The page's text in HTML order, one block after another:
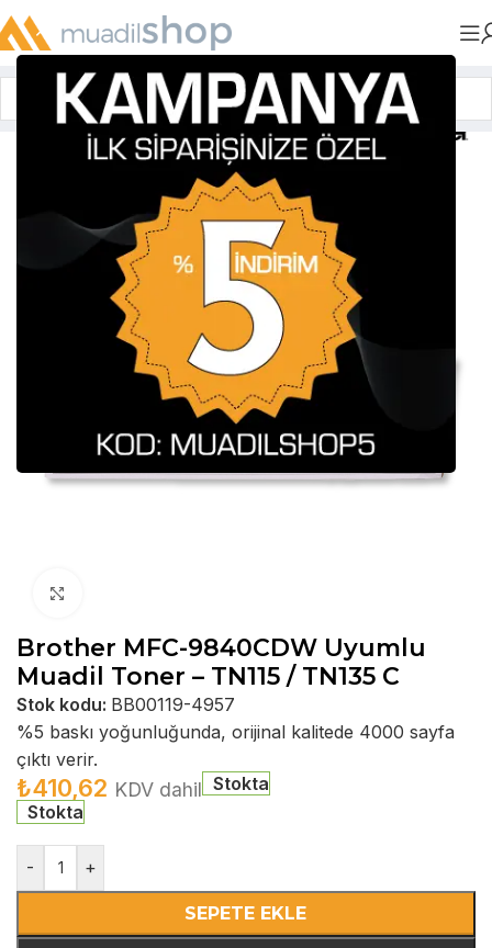
Anasayfa»Muadil Tonerler
Brother MFC-9840CDW Uyumlu
Muadil Toner – TN115 / TN135 C
Stok kodu: BB00119-4957
%5 baskı yoğunluğunda, orijinal kalitede 4000 sayfa
çıktı verir.
₺410,62 KDV dahil Stokta
Stokta
- +
SEPETE EKLE